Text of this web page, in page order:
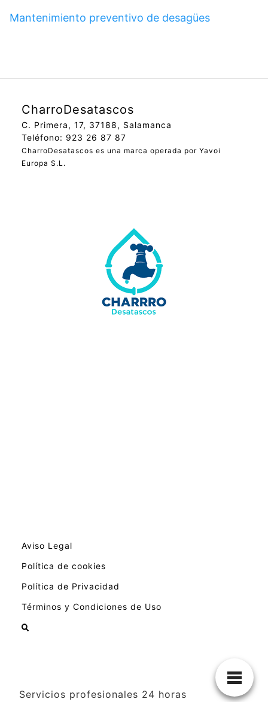
Mantenimiento preventivo de desagües
CharroDesatascos
C. Primera, 17, 37188, Salamanca
Teléfono: 923 26 87 87
CharroDesatascos es una marca operada por Yavoi
Europa S.L.
Aviso Legal
Política de cookies
Política de Privacidad
Términos y Condiciones de Uso
Servicios profesionales 24 horas